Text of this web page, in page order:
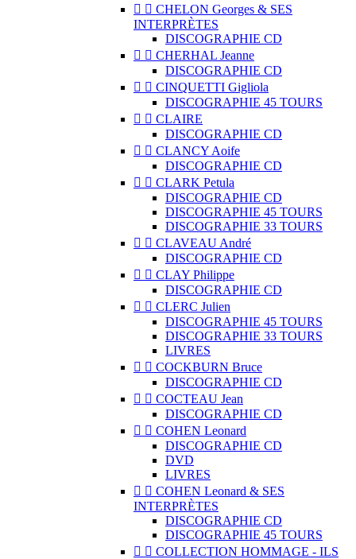
  CHELON Georges & SES
INTERPRÈTES
DISCOGRAPHIE CD
  CHERHAL Jeanne
DISCOGRAPHIE CD
  CINQUETTI Gigliola
DISCOGRAPHIE 45 TOURS
  CLAIRE
DISCOGRAPHIE CD
  CLANCY Aoife
DISCOGRAPHIE CD
  CLARK Petula
DISCOGRAPHIE CD
DISCOGRAPHIE 45 TOURS
DISCOGRAPHIE 33 TOURS
  CLAVEAU André
DISCOGRAPHIE CD
  CLAY Philippe
DISCOGRAPHIE CD
  CLERC Julien
DISCOGRAPHIE 45 TOURS
DISCOGRAPHIE 33 TOURS
LIVRES
  COCKBURN Bruce
DISCOGRAPHIE CD
  COCTEAU Jean
DISCOGRAPHIE CD
  COHEN Leonard
DISCOGRAPHIE CD
DVD
LIVRES
  COHEN Leonard & SES
INTERPRÈTES
DISCOGRAPHIE CD
DISCOGRAPHIE 45 TOURS
  COLLECTION HOMMAGE - ILS